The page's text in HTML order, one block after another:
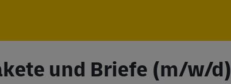
und Briefe (m/w/d)